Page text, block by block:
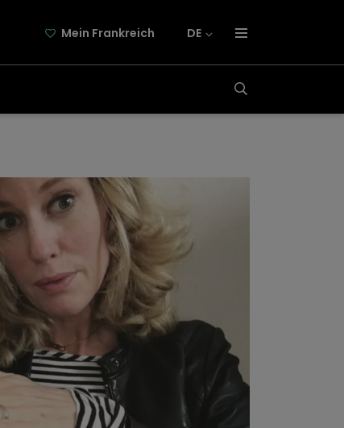
Mein Frankreich DE